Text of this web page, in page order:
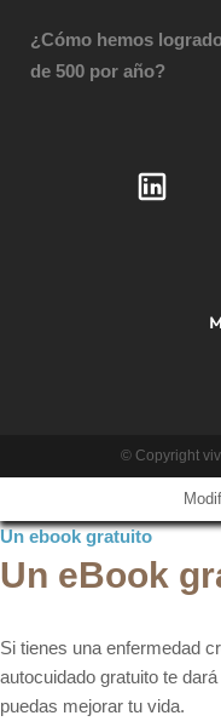
¿Cómo hemos
de 500 por año?
© Copyright
Un ebook gratuito
Un eBook
Si tienes una enfermedad
autocuidado gratuito te
puedas mejorar tu vida.